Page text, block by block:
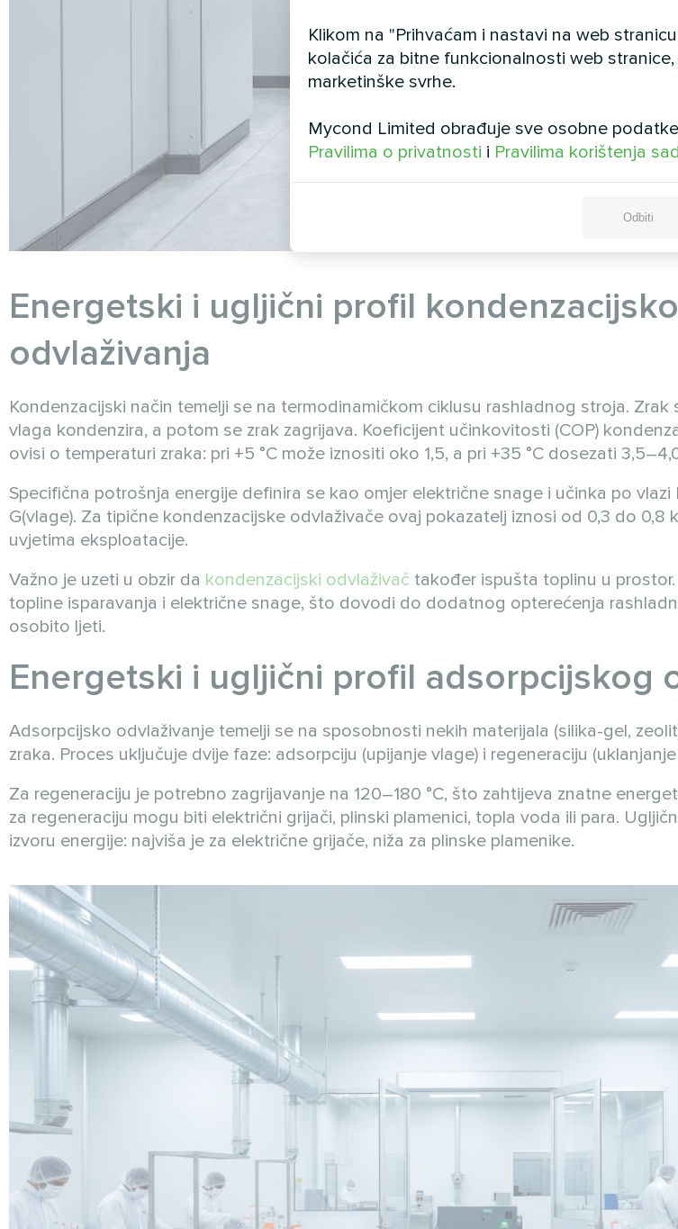
Energetski i ugljični profil
odvlaživanja
Kondenzacijski način temelji se na termodinamičkom ciklusu rashladnog stroja.
vlaga kondenzira, a potom se zrak zagrijava. Koeficijent učinkovitosti (COP)
ovisi o temperaturi zraka: pri +5 °C može iznositi oko 1,5, a pri +35 °C dosezati
Specifična potrošnja energije definira se kao omjer električne snage i učinka po vlazi
G(vlage). Za tipične kondenzacijske odvlaživače ovaj pokazatelj iznosi od 0,3 do 0,8
uvjetima eksploatacije.
Važno je uzeti u obzir da kondenzacijski odvlaživač također ispušta toplinu u
topline isparavanja i električne snage, što dovodi do dodatnog opterećenja
osobito ljeti.
Energetski i ugljični profil adsorpcijskog
Adsorpcijsko odvlaživanje temelji se na sposobnosti nekih materijala (silika-gel,
zraka. Proces uključuje dvije faze: adsorpciju (upijanje vlage) i regeneraciju
Za regeneraciju je potrebno zagrijavanje na 120–180 °C, što zahtijeva znatne
za regeneraciju mogu biti električni grijači, plinski plamenici, topla voda ili para.
izvoru energije: najviša je za električne grijače, niža za plinske plamenike.
Klikom na "Prihvaćam i nastavi na web
kolačića za bitne funkcionalnosti web
marketinške svrhe.
Mycond Limited obrađuje sve osobne
Pravilima o privatnosti i Pravilima korištenja
Odbiti